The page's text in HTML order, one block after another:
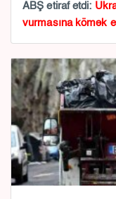
ABŞ etiraf etdi:
vurmasına kömək